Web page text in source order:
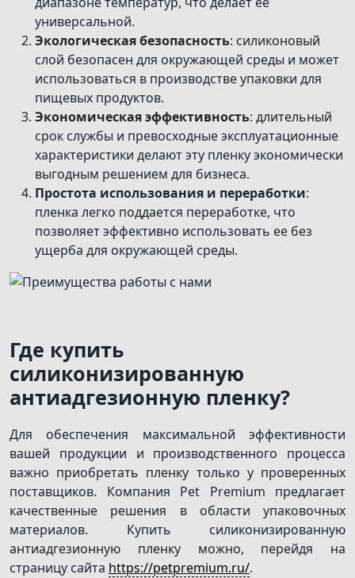
универсальной.
Экологическая безопасность: силиконовый
слой безопасен для окружающей среды и может
использоваться в производстве упаковки для
пищевых продуктов.
Экономическая эффективность: длительный
срок службы и превосходные эксплуатационные
характеристики делают эту пленку экономически
выгодным решением для бизнеса.
Простота использования и переработки:
пленка легко поддается переработке, что
позволяет эффективно использовать ее без
ущерба для окружающей среды.
Где купить
силиконизированную
антиадгезионную пленку?
Для обеспечения максимальной эффективности
вашей продукции и производственного процесса
важно приобретать пленку только у проверенных
поставщиков. Компания Pet Premium предлагает
качественные решения в области упаковочных
материалов. Купить силиконизированную
антиадгезионную пленку можно, перейдя на
страницу сайта https://petpremium.ru/.